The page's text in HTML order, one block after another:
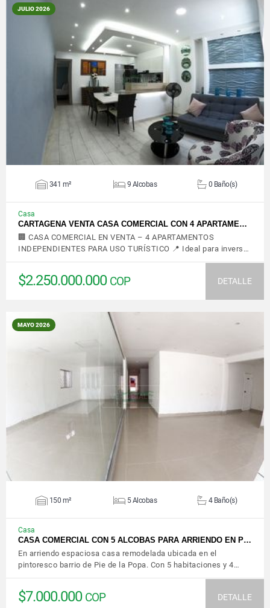
JULIO 2026
VER DETALLES
341 m² 9 Alcobas 0 Baño(s)
Casa
CARTAGENA VENTA CASA COMERCIAL CON 4 APARTAME…
🏢 CASA COMERCIAL EN VENTA – 4 APARTAMENTOS
INDEPENDIENTES PARA USO TURÍSTICO 📍 Ideal para invers…
$2.250.000.000 COP DETALLE
MAYO 2026
VER DETALLES
150 m² 5 Alcobas 4 Baño(s)
Casa
CASA COMERCIAL CON 5 ALCOBAS PARA ARRIENDO EN P…
En arriendo espaciosa casa remodelada ubicada en el
pintoresco barrio de Pie de la Popa. Con 5 habitaciones y 4…
$7.000.000 COP DETALLE